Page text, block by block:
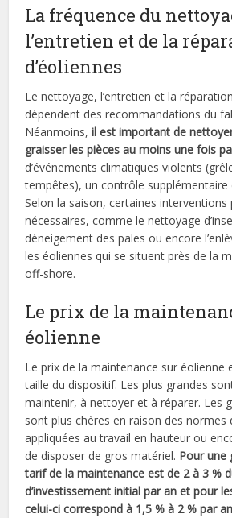
La fréquence du
l’entretien et de la
d’éoliennes
Le nettoyage, l’entretien et la
dépendent des recommandations du
Néanmoins,il est important de
graisser les pièces au moins une fois
d’événements climatiques violents
tempêtes), un contrôle supplémentaire
Selon la saison, certaines interventions
nécessaires, comme le nettoyage
déneigement des pales ou encore
les éoliennes qui se situent près de la
off-shore.
Le prix de la
éolienne
Le prix de la maintenance sur éolienne
taille du dispositif. Les plus grandes
maintenir, à nettoyer et à réparer. Les
sont plus chères en raison des normes
appliquées au travail en hauteur ou
de disposer de gros matériel. Pour une
tarif de la maintenance est de 2 à 3 %
d’investissement initial par an et pour
celui-ci correspond à 1,5 % à 2 % par